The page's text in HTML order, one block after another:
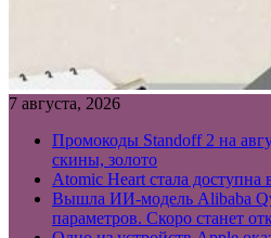
7 августа, 2026
Промокоды Standoff 2 на
скины, золото
Atomic Heart стала доступна
Вышла ИИ-модель Alibaba
параметров. Скоро станет